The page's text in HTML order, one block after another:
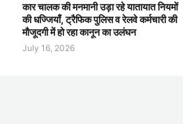
कार चालक की मनमानी उड़ा रहे यातायात नियमों
की धज्जियाँ, ट्रैफिक पुलिस व रेलवे कर्मचारी की
मौजूदगी में हो रहा कानून का उलंघन
July 16, 2026